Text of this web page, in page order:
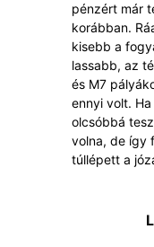
pénzért már
korábban.
kisebb a
lassabb, az
és M7
ennyi volt.
olcsóbbá
volna, de így
túllépett a